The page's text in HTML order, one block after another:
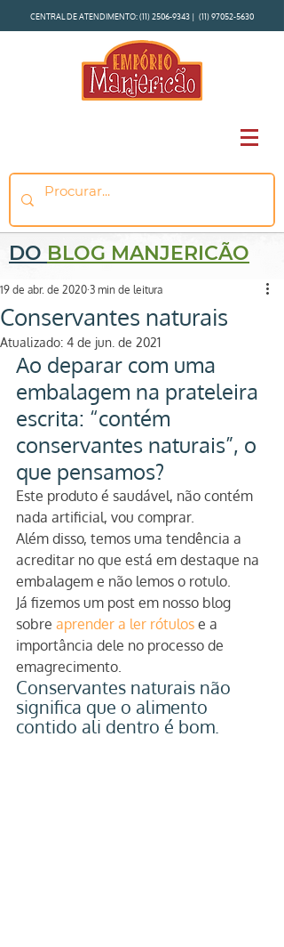
CENTRAL DE ATENDIMENTO:(11) 2506-9343 | (11) 97052-5630
DO BLOG MANJERICÃO
Conservantes naturais
19 de abr. de 2020 3 min de leitura
Atualizado: 4 de jun. de 2021
Ao deparar com uma
embalagem na prateleira
escrita: “contém
conservantes naturais”, o
que pensamos?
Este produto é saudável, não contém
nada artificial, vou comprar.
Além disso, temos uma tendência a
acreditar no que está em destaque na
embalagem e não lemos o rotulo.
Já fizemos um post em nosso blog
sobre aprender a ler rótulos e a
importância dele no processo de
emagrecimento.
Conservantes naturais não
significa que o alimento
contido ali dentro é bom.